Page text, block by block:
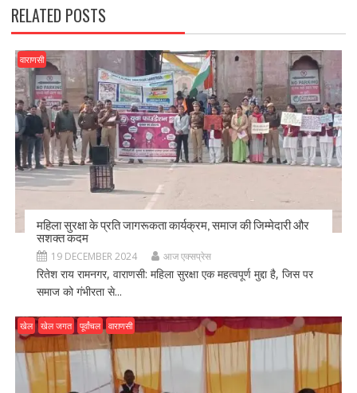
RELATED POSTS
वाराणसी
महिला सुरक्षा के प्रति जागरूकता कार्यक्रम, समाज की जिम्मेदारी और
सशक्त कदम
19 DECEMBER 2024 आज एक्सप्रेस
रितेश राय रामनगर, वाराणसी: महिला सुरक्षा एक महत्वपूर्ण मुद्दा है, जिस पर
समाज को गंभीरता से...
खेल खेल जगत पूर्वांचल वाराणसी